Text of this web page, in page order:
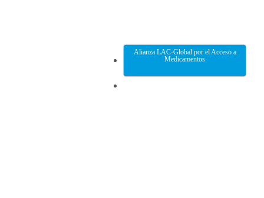
Alianza LAC-Global por el Acceso a
Medicamentos